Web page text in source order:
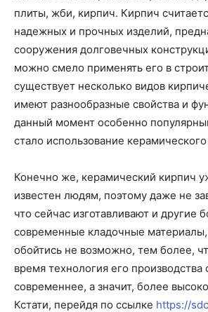
плиты, жби, кирпич. Кирпич
надежных и прочных изделий,
сооружения долговечных
можно смело применять его в
существует несколько видов
имеют разнообразные свойства и
данный момент особенно
стало использование
Конечно же, керамический кирпич
известен людям, поэтому даже не
что сейчас изготавливают и другие
современные кладочные
обойтись не возможно, тем более,
время технология его производства
современнее, а значит, более
Кстати, перейдя по ссылке https://